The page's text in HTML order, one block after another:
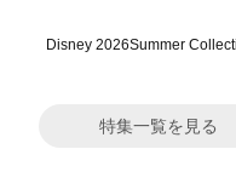
特集一覧を見る